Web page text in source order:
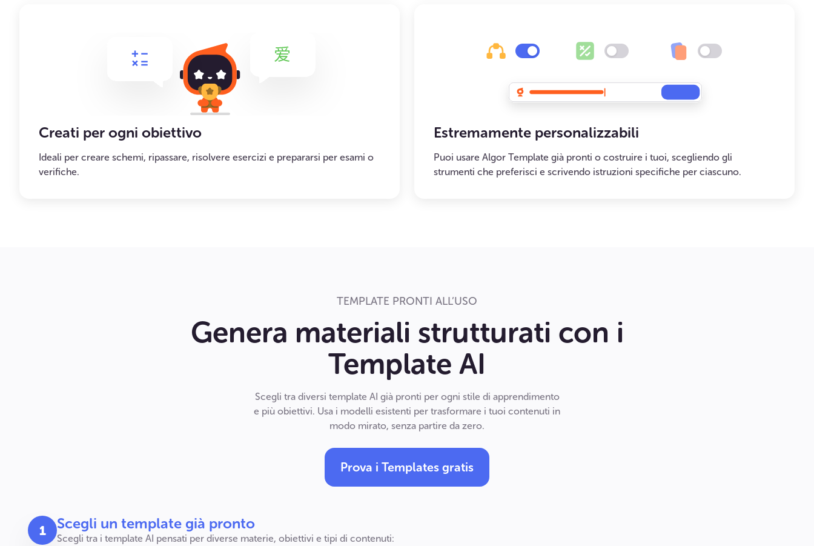
Creati per ogni obiettivo
Ideali per creare schemi, ripassare, risolvere esercizi e prepararsi per esami o
verifiche.
Estremamente personalizzabili
Puoi usare Algor Template già pronti o costruire i tuoi, scegliendo gli
strumenti che preferisci e scrivendo istruzioni specifiche per ciascuno.
TEMPLATE PRONTI ALL’USO
Genera materiali strutturati con i
Template AI
Scegli tra diversi template AI già pronti per ogni stile di apprendimento
e più obiettivi. Usa i modelli esistenti per trasformare i tuoi contenuti in
modo mirato, senza partire da zero.
Prova i Templates gratis
Scegli un template già pronto
Scegli tra i template AI pensati per diverse materie, obiettivi e tipi di contenuti: